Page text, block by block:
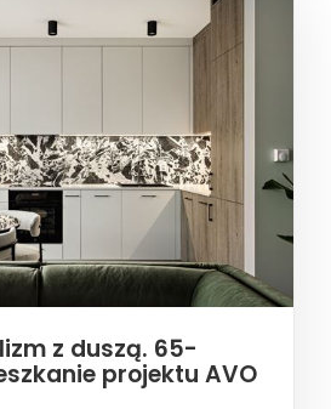
z duszą. 65-
projektu AVO